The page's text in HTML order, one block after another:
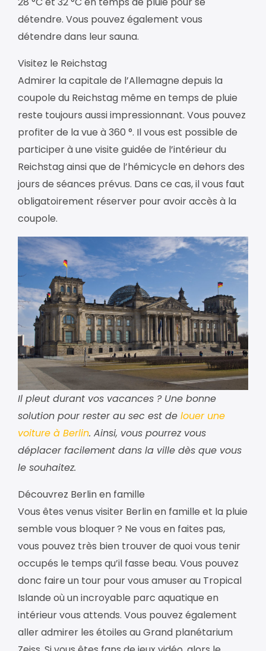
détendre. Vous pouvez également vous
détendre dans leur sauna.
Visitez le Reichstag
Admirer la capitale de l’Allemagne depuis la
coupole du Reichstag même en temps de pluie
reste toujours aussi impressionnant. Vous pouvez
profiter de la vue à 360 °. Il vous est possible de
participer à une visite guidée de l’intérieur du
Reichstag ainsi que de l’hémicycle en dehors des
jours de séances prévus. Dans ce cas, il vous faut
obligatoirement réserver pour avoir accès à la
coupole.
Il pleut durant vos vacances ? Une bonne
solution pour rester au sec est de louer une
voiture à Berlin. Ainsi, vous pourrez vous
déplacer facilement dans la ville dès que vous
le souhaitez.
Découvrez Berlin en famille
Vous êtes venus visiter Berlin en famille et la pluie
semble vous bloquer ? Ne vous en faites pas,
vous pouvez très bien trouver de quoi vous tenir
occupés le temps qu’il fasse beau. Vous pouvez
donc faire un tour pour vous amuser au Tropical
Islande où un incroyable parc aquatique en
intérieur vous attends. Vous pouvez également
aller admirer les étoiles au Grand planétarium